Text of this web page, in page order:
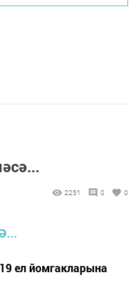
2251 0 0
ел йомгакларына